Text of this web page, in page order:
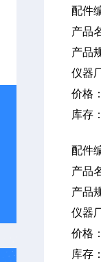
配件
产品
产品
仪器
价格
库存
配件
产品
产品
仪器
价格
库存